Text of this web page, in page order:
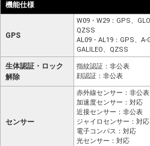
機能仕様
GPS
W09・W29：GPS、
QZSS
AL09・AL19：GPS、A-
GALILEO、QZSS
生体認証・ロック
解除
指紋認証：非公表
顔認証：非公表
センサー
赤外線センサー：非公表
加速度センサー：対応
近接センサー：非公表
ジャイロセンサー：対応
電子コンパス：対応
光センサー：対応